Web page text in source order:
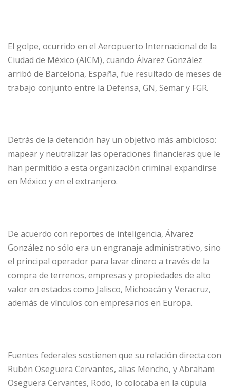
El golpe, ocurrido en el Aeropuerto Internacional de la
Ciudad de México (AICM), cuando Álvarez González
arribó de Barcelona, España, fue resultado de meses de
trabajo conjunto entre la Defensa, GN, Semar y FGR.
Detrás de la detención hay un objetivo más ambicioso:
mapear y neutralizar las operaciones financieras que le
han permitido a esta organización criminal expandirse
en México y en el extranjero.
De acuerdo con reportes de inteligencia, Álvarez
González no sólo era un engranaje administrativo, sino
el principal operador para lavar dinero a través de la
compra de terrenos, empresas y propiedades de alto
valor en estados como Jalisco, Michoacán y Veracruz,
además de vínculos con empresarios en Europa.
Fuentes federales sostienen que su relación directa con
Rubén Oseguera Cervantes, alias Mencho, y Abraham
Oseguera Cervantes, Rodo, lo colocaba en la cúpula